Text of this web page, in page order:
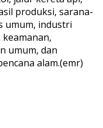
produksi, sarana-
umum, industri
umum, dan
alam.(emr)